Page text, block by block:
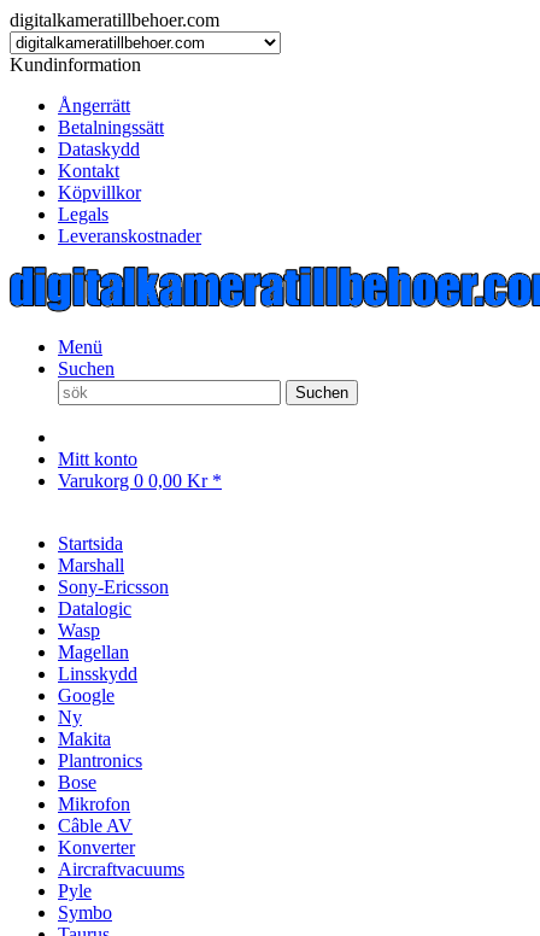
digitalkameratillbehoer.com
Kundinformation
Ångerrätt
Betalningssätt
Dataskydd
Kontakt
Köpvillkor
Legals
Leveranskostnader
Menü
Suchen
Suchen
Mitt konto
Varukorg 0 0,00 Kr *
Startsida
Marshall
Sony-Ericsson
Datalogic
Wasp
Magellan
Linsskydd
Google
Ny
Makita
Plantronics
Bose
Mikrofon
Câble AV
Konverter
Aircraftvacuums
Pyle
Symbo